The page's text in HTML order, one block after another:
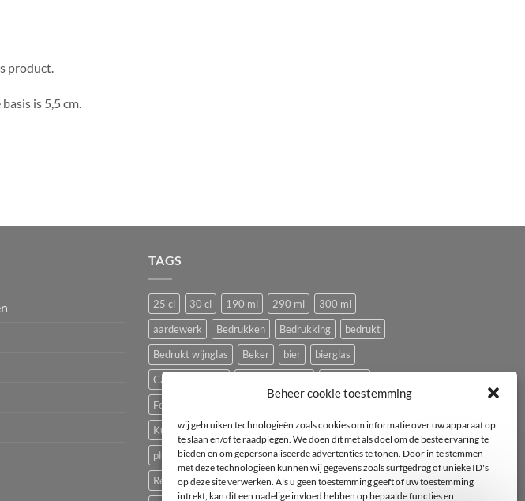
Beheer cookie toestemming
wij gebruiken technologieën zoals cookies om informatie over uw apparaat op
te slaan en/of te raadplegen. We doen dit met als doel om de beste ervaring te
bieden en om gepersonaliseerde advertenties te tonen. Door in te stemmen
met deze technologieën kunnen wij gegevens zoals surfgedrag of unieke ID's
op deze site verwerken. Als u geen toestemming geeft of uw toestemming
intrekt, kan dit een nadelige invloed hebben op bepaalde functies en
product.
is 5,5 cm.
TAGS
25 cl 30 cl 190 ml 290 ml
300 ml
aardewerk
Bedrukken Bedrukking
bedrukt
Bedrukt wijnglas
Beker bier
bierglas
Camping glazen
Festival glas
Kunststof
logo mok mus
Pasabahce
pluimvee
porselein Proefglas
proefglazen
Recyclebaar
rode wijnglas
Royal Leerdam